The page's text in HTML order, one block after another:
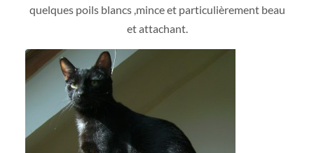
quelques poils blancs ,mince et particulièrement beau
et attachant.